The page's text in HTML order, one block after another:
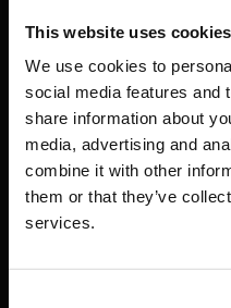
This website uses cookies
We use cookies to
social media features and
share information about
media, advertising and
combine it with other
them or that they’ve
services.
SBOCCHI
Quali sono le
offerte dal corso